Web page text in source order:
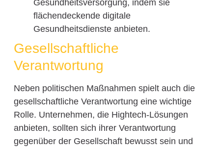
Gesundheitsversorgung, indem sie
flächendeckende digitale
Gesundheitsdienste anbieten.
Gesellschaftliche
Verantwortung
Neben politischen Maßnahmen spielt auch die
gesellschaftliche Verantwortung eine wichtige
Rolle. Unternehmen, die Hightech-Lösungen
anbieten, sollten sich ihrer Verantwortung
gegenüber der Gesellschaft bewusst sein und